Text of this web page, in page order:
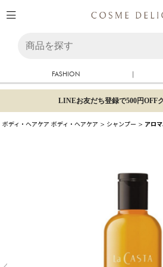
FASHION |
LINEお友だち登録で500円OFF
ボディ・ヘアケア ボディ・ヘアケア > シャンプー > アロ